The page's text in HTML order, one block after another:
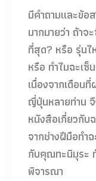
มีคำถามและข้อ
มากมายว่า ถ้า
ที่สุด? หรือ รุ่น
หรือ ทำไมฉะเ
เนื่องจากเดือนที่
ญี่ปุ่นหลายท่าน
หนังสือเกี่ยวกับ
จากช่างฝีมือทำ
กับคุณทะนิมุระ
พิจารณา